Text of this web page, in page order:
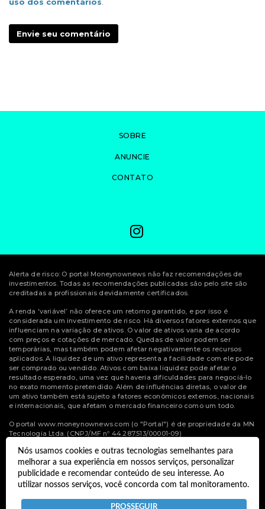
Nós usamos cookies e outras tecnologias semelhantes para
melhorar a sua experiência em nossos serviços, personalizar
publicidade e recomendar conteúdo de seu interesse. Ao
utilizar nossos serviços, você concorda com tal monitoramento.
PROSSEGUIR
uso dos comentários.
Envie seu comentário
SOBRE
ANUNCIE
CONTATO
Alerta de risco: O portal Moneynownews não faz recomendações de
investimentos. Todas as recomendações publicadas são pelo site são
creditadas a profissionais devidamente certificados.
A renda ‘variável’ não oferece um retorno garantido, e por isso é
considerada um investimento de risco. Há diversos fatores externos que
influenciam na variação de ativos. O valor de ativos varia de acordo
com preços e cotações de mercado. Quedas de valor podem ser
temporárias, mas também podem afetar negativamente os recursos
aplicados. A liquidez de um ativo representa a facilidade com ele pode
ser comprado ou vendido. Ativos com baixa liquidez pode afetar o
resultado esperado, uma vez que haveria dificuldades para negociá-lo
no exato momento pretendido. Além de influências diretas, o valor de
um ativo também está sujeito a fatores econômicos externos, nacionais
e internacionais, que afetam o mercado financeiro como um todo.
O portal www.moneynownews.com (o "Portal") é de propriedade da MN
Tecnologia Ltda. (CNPJ/MF nº 44.287.513/00001-09)
© Copyright 2022 Money Now News.
Todos os direitos reservados.
Desenvolvido por
Termos e Políticas de Uso